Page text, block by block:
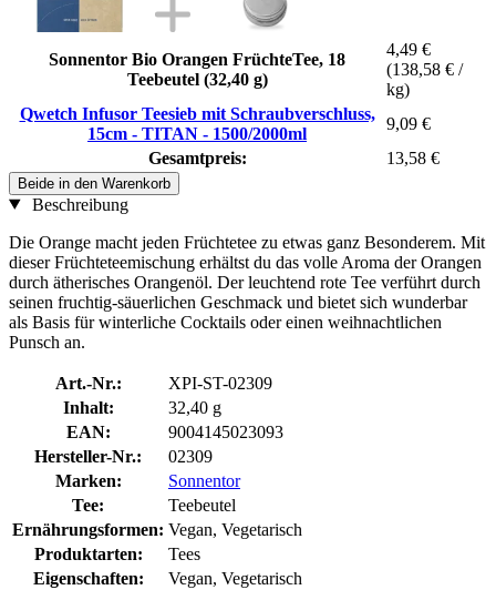
Sonnentor Bio Orangen FrüchteTee, 18
Teebeutel (32,40 g)
4,49 €
(138,58 € /
kg)
Qwetch Infusor Teesieb mit Schraubverschluss,
15cm - TITAN - 1500/2000ml
9,09 €
Gesamtpreis:
13,58 €
Beide in den Warenkorb
Beschreibung
Die Orange macht jeden Früchtetee zu etwas ganz Besonderem. Mit
dieser Früchteteemischung erhältst du das volle Aroma der Orangen
durch ätherisches Orangenöl. Der leuchtend rote Tee verführt durch
seinen fruchtig-säuerlichen Geschmack und bietet sich wunderbar
als Basis für winterliche Cocktails oder einen weihnachtlichen
Punsch an.
Art.-Nr.:
XPI-ST-02309
Inhalt:
32,40 g
EAN:
9004145023093
Hersteller-Nr.:
02309
Marken:
Sonnentor
Tee:
Teebeutel
Ernährungsformen: Vegan, Vegetarisch
Produktarten:
Tees
Eigenschaften:
Vegan, Vegetarisch